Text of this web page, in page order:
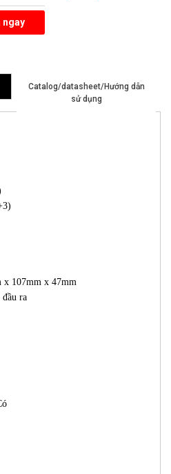
ngay
Catalog/datasheet/Hướng dẫn
sử dụng
x 107mm x 47mm
ra